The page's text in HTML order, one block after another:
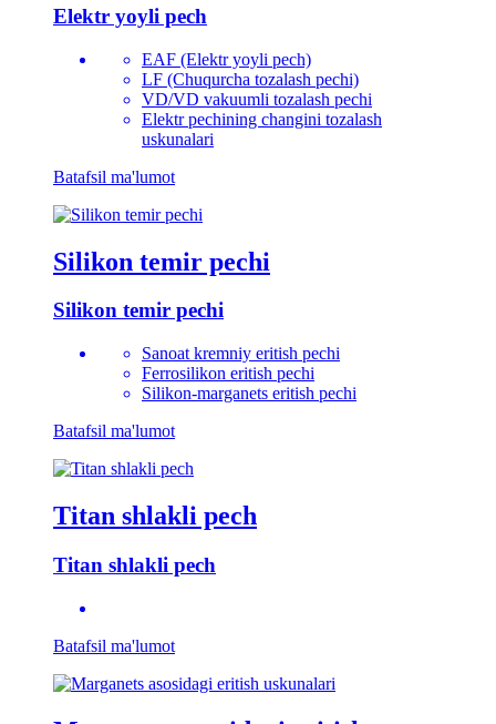
Elektr yoyli pech
EAF (Elektr yoyli pech)
LF (Chuqurcha tozalash pechi)
VD/VD vakuumli tozalash pechi
Elektr pechining changini tozalash
uskunalari
Batafsil ma'lumot
Silikon temir pechi
Silikon temir pechi
Sanoat kremniy eritish pechi
Ferrosilikon eritish pechi
Silikon-marganets eritish pechi
Batafsil ma'lumot
Titan shlakli pech
Titan shlakli pech
Batafsil ma'lumot